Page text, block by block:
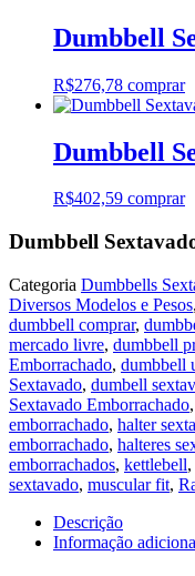
Dumbbell
R$276,78 comprar
Dumbbell
R$402,59 comprar
Dumbbell
Categoria Dumbbells
Diversos Modelos e Pesos,
dumbbell comprar,
mercado livre, dumbbell
Emborrachado, dumbbell
Sextavado, dumbell
Sextavado Emborrachado,
emborrachado, halter
emborrachado, halteres
emborrachados, kettlebell,
sextavado, muscular fit,
Descrição
Informação